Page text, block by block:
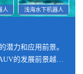
人 浅海水下机器人
潜力和应用前景。
的发展前景越来
最深5000米）及
生在手术过程中
在符合人体工程学
时间的手术中也
构，实现与人类更
任务。‌‌
出法兰的尺寸和接
传感器。
和冲击，为达到要
工具中，采用碳纤
电动机等，其特点
机是指能够实现高
度快、精度高、